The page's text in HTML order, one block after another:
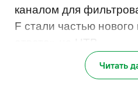
каналом для
F стали частью нового
ответа» на НТВ.
Читать